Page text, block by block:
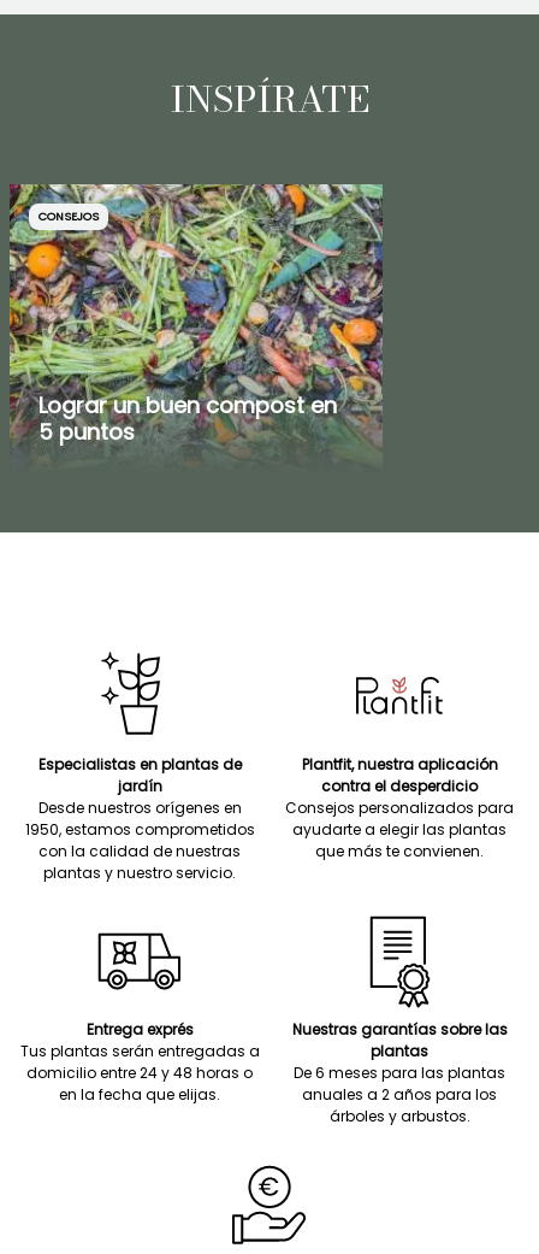
INSPÍRATE
CONSEJOS
Lograr un buen compost en
5 puntos
Especialistas en plantas de
jardín
Desde nuestros orígenes en
1950, estamos comprometidos
con la calidad de nuestras
plantas y nuestro servicio.
Plantfit, nuestra aplicación
contra el desperdicio
Consejos personalizados para
ayudarte a elegir las plantas
que más te convienen.
Entrega exprés
Tus plantas serán entregadas a
domicilio entre 24 y 48 horas o
en la fecha que elijas.
Nuestras garantías sobre las
plantas
De 6 meses para las plantas
anuales a 2 años para los
árboles y arbustos.